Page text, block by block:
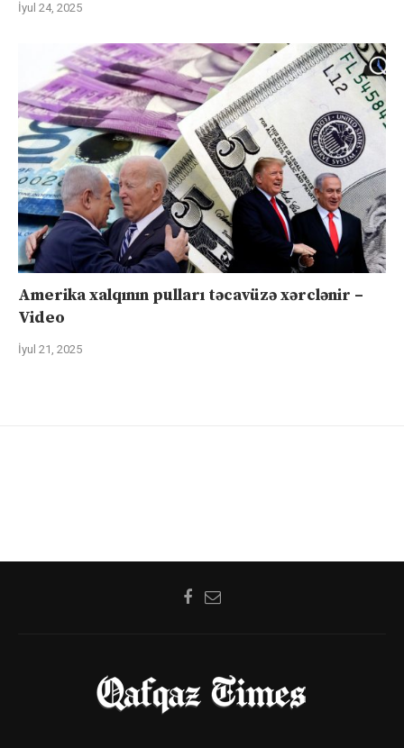
İyul 24, 2025
Amerika xalqının pulları təcavüzə xərclənir –
Video
İyul 21, 2025